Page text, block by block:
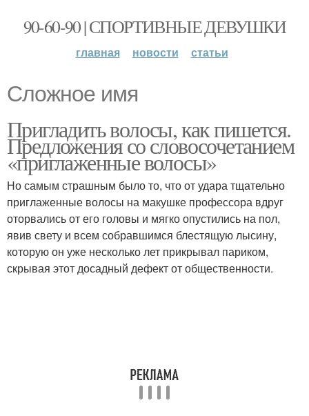
90-60-90 | СПОРТИВНЫЕ ДЕВУШКИ
главная новости статьи
Сложное имя
Пригладить волосы, как пишется.
Предложения со словосочетанием
«приглаженные волосы»
Но самым страшным было то, что от удара тщательно
приглаженные волосы на макушке профессора вдруг
оторвались от его головы и мягко опустились на пол,
явив свету и всем собравшимся блестящую лысину,
которую он уже несколько лет прикрывал париком,
скрывая этот досадный дефект от общественности.